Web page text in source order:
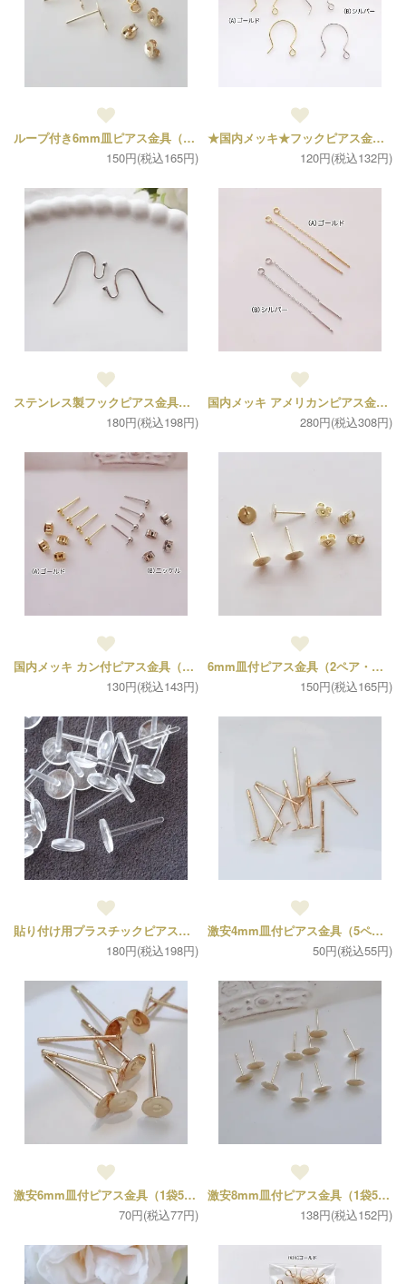
ループ付き6mm皿ピアス金具（2ペア・キャッチ4個、ポスト4個）
150円(税込165円)
★国内メッキ★フックピアス金具（2ペア4個セット）
120円(税込132円)
ステンレス製フックピアス金具（5ペア10個）
180円(税込198円)
国内メッキ アメリカンピアス金具（各1ペア2個入り）
280円(税込308円)
国内メッキ カン付ピアス金具（各ポスト4個、キャッチ4個の2ペアセット）
130円(税込143円)
6mm皿付ピアス金具（2ペア・キャッチ4個、ポスト4個）
150円(税込165円)
貼り付け用プラスチックピアス（５ペア10個）
180円(税込198円)
激安4mm皿付ピアス金具（5ペア）
50円(税込55円)
激安6mm皿付ピアス金具（1袋5ペア）
70円(税込77円)
激安8mm皿付ピアス金具（1袋5ペア）
138円(税込152円)